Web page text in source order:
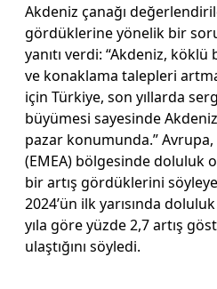
Akdeniz çanağı
gördüklerine yönelik bir
yanıtı verdi: “Akdeniz,
ve konaklama talepleri
için Tür­kiye, son yıllarda
büyümesi sayesinde
pazar konumun­da.”
(EMEA) bölgesinde doluluk
bir artış gördüklerini
2024’ün ilk yarısında
yıla göre yüz­de 2,7 artış
ulaştığını söyledi.